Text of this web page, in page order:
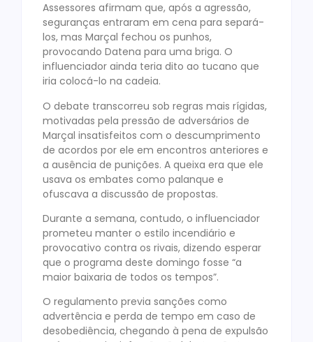
Assessores afirmam que, após a agressão,
seguranças entraram em cena para separá-
los, mas Marçal fechou os punhos,
provocando Datena para uma briga. O
influenciador ainda teria dito ao tucano que
iria colocá-lo na cadeia.
O debate transcorreu sob regras mais rígidas,
motivadas pela pressão de adversários de
Marçal insatisfeitos com o descumprimento
de acordos por ele em encontros anteriores e
a ausência de punições. A queixa era que ele
usava os embates como palanque e
ofuscava a discussão de propostas.
Durante a semana, contudo, o influenciador
prometeu manter o estilo incendiário e
provocativo contra os rivais, dizendo esperar
que o programa deste domingo fosse “a
maior baixaria de todos os tempos”.
O regulamento previa sanções como
advertência e perda de tempo em caso de
desobediência, chegando à pena de expulsão